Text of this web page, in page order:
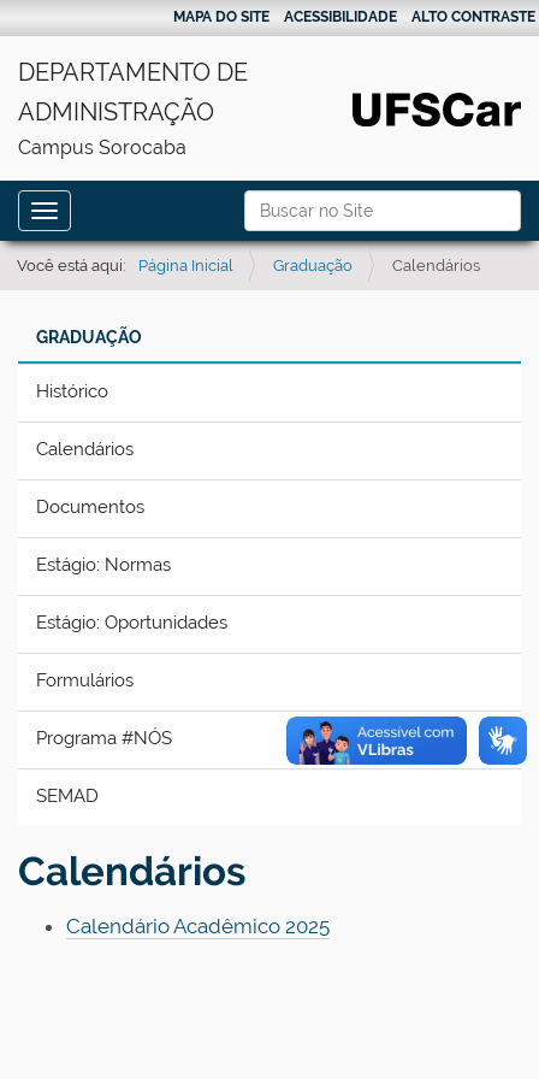
DEPARTAMENTO DE
ADMINISTRAÇÃO
Campus Sorocaba
Busca
Busca Avançada…
MAPA DO SITE ACESSIBILIDADE ALTO CONTRASTE
Toggle navigation
Você está aqui: Página Inicial Graduação Calendários
GRADUAÇÃO
Histórico
Calendários
Documentos
Estágio: Normas
Estágio: Oportunidades
Formulários
Programa #NÓS
SEMAD
Calendários
Calendário Acadêmico 2025